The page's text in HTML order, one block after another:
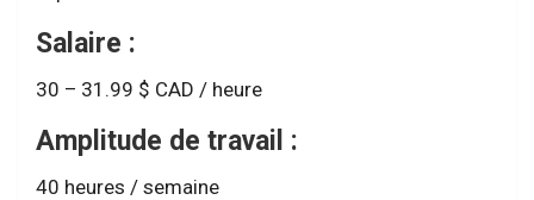
Salaire :
30 – 31.99 $ CAD / heure
Amplitude de travail :
40 heures / semaine